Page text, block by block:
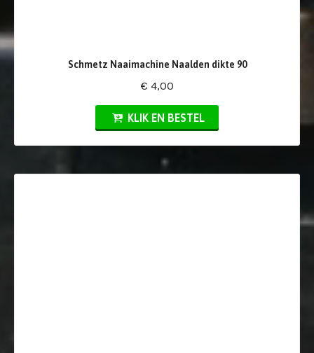
Schmetz Naaimachine Naalden dikte 90
€ 4,00
KLIK EN BESTEL